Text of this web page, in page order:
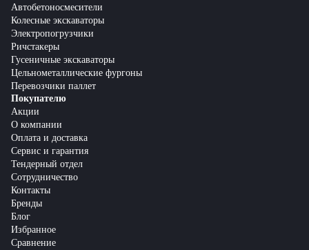
Автобетоносмесители
Колесные экскаваторы
Электропогрузчики
Ричстакеры
Гусеничные экскаваторы
Цельнометаллические фургоны
Перевозчики паллет
Покупателю
Акции
О компании
Оплата и доставка
Сервис и гарантия
Тендерный отдел
Сотрудничество
Контакты
Бренды
Блог
Избранное
Сравнение